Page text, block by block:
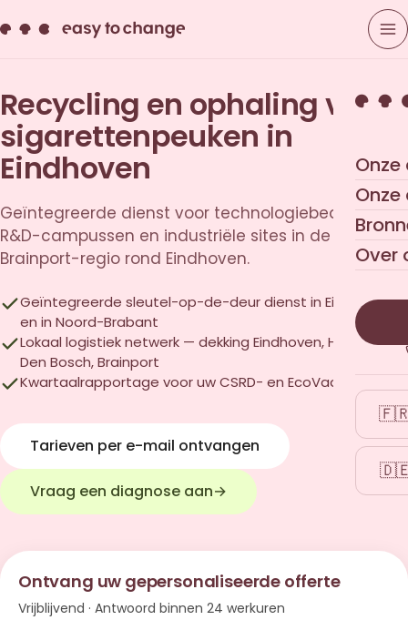
Over
Recycling en ophaling van
sigarettenpeuken in
Eindhoven
Geïntegreerde dienst voor technologiebedrijven,
R&D-campussen en industriële sites in de
Brainport-regio rond Eindhoven.
Geïntegreerde sleutel-op-de-deur dienst in Eindhoven
en in Noord-Brabant
Lokaal logistiek netwerk — dekking Eindhoven, Helmond,
Den Bosch, Brainport
Kwartaalrapportage voor uw CSRD- en EcoVadis-audits
Tarieven per e-mail ontvangen
Vraag een diagnose aan→
Ontvang uw gepersonaliseerde offerte
Vrijblijvend · Antwoord binnen 24 werkuren